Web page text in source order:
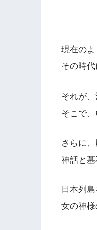
現在の
その時
それが
そこで
さらに
神話と墓
日本列
女の神様